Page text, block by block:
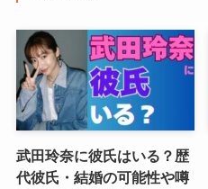
武田玲奈に彼氏はいる？歴
代彼氏・結婚の可能性や噂